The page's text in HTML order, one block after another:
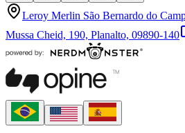
Leroy Merlin São Bernardo do
Mussa Cheid, 190, Planalto, 09890-140